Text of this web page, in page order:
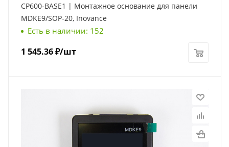
CP600-BASE1 | Монтажное основание для панели
MDKE9/SOP-20, Inovance
Есть в наличии: 152
1 545.36₽/шт